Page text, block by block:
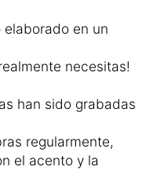
en un
necesitas!
han sido grabadas
regularmente,
el acento y la